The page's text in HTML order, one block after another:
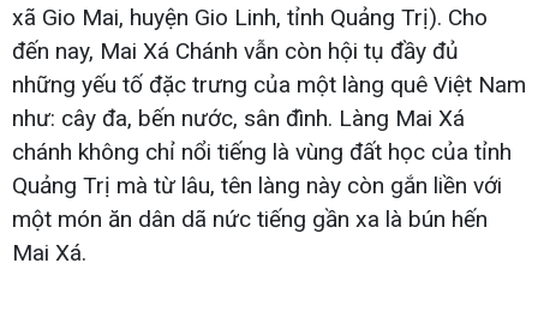
xã Gio Mai, huyện Gio Linh, tỉnh Quảng Trị). Cho
đến nay, Mai Xá Chánh vẫn còn hội tụ đầy đủ
những yếu tố đặc trưng của một làng quê Việt Nam
như: cây đa, bến nước, sân đình. Làng Mai Xá
chánh không chỉ nổi tiếng là vùng đất học của tỉnh
Quảng Trị mà từ lâu, tên làng này còn gắn liền với
một món ăn dân dã nức tiếng gần xa là bún hến
Mai Xá.